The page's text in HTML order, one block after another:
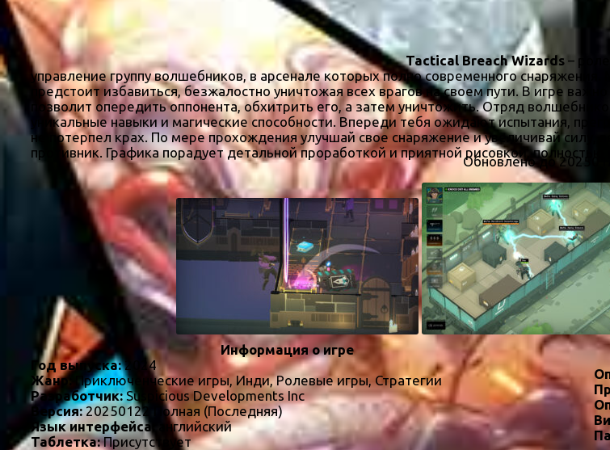
Tactical Breach Wizards –
управление группу волшебников, в арсенале которых полно современного
предстоит избавиться, безжалостно уничтожая всех врагов на своем пути. В игре
позволит опередить оппонента, обхитрить его, а затем уничтожить. Отряд
уникальные навыки и магические способности. Впереди тебя ожидают испытания,
не потерпел крах. По мере прохождения улучшай свое снаряжение и увеличивай
противник. Графика порадует детальной проработкой и приятной рисовкой,
Обновлено до
Информация о игре
Год выпуска:2024
Жанр:
Приключенческие игры, Инди, Ролевые игры, Стратегии
Разработчик:Suspicious Developments Inc
Версия:20250122 Полная (Последняя)
Язык интерфейса:
английский
Таблетка:Присутствует